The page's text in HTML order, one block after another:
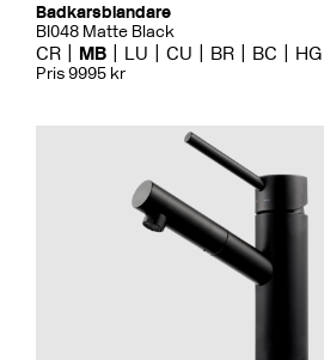
Badkarsblandare
BI048 Matte Black
CR MB LU CU BR BC HG
Pris 9995 kr